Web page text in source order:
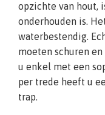
opzichte van hout,
onderhouden is.
waterbestendig.
moeten schuren
u enkel met een
per trede heeft u
trap.